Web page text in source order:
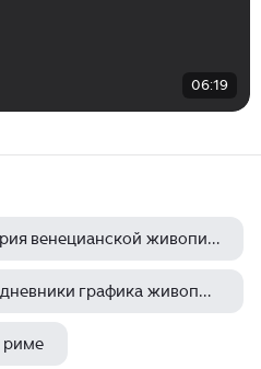
06:19
бернард беренсон история венецианской живописи
дмитрий краснопевцев дневники графика живопись
риме